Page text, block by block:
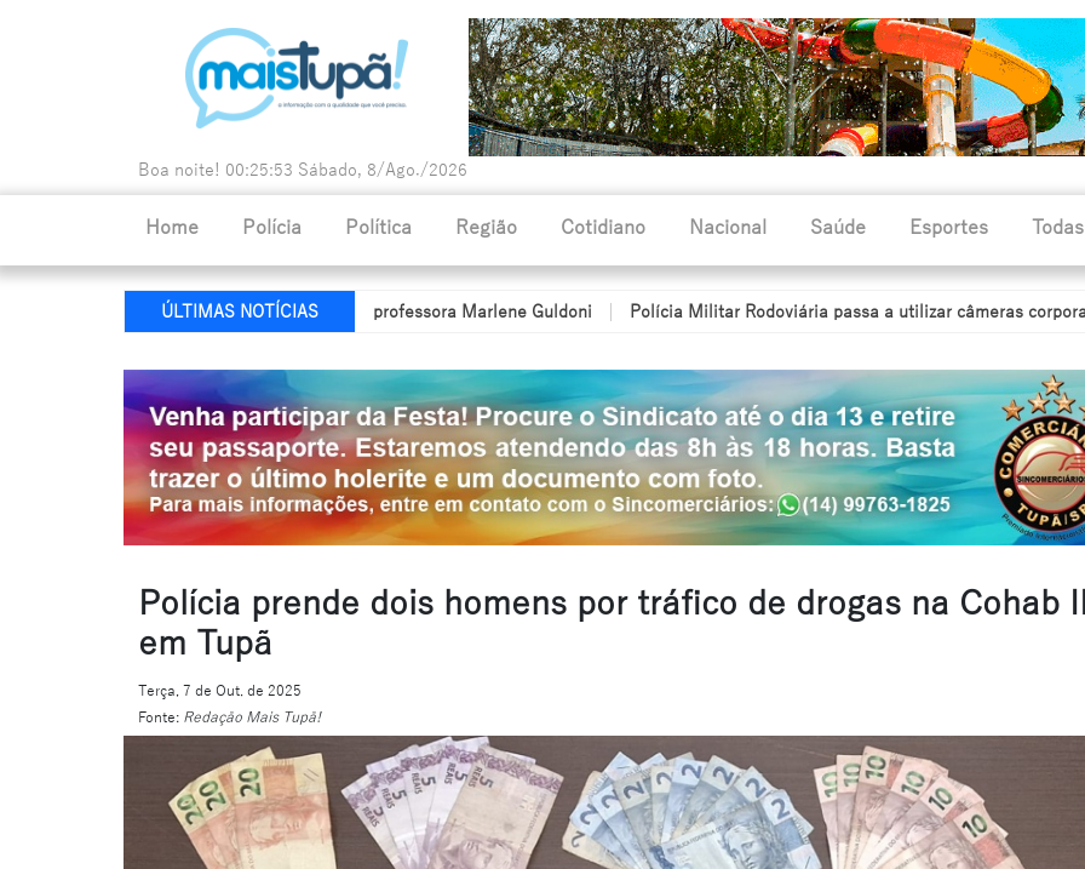
Boa noite! 00:25:54 Sábado, 8/Ago./2026
Home Polícia Política Região Cotidiano Nacional Saúde Esportes Todas
ÚLTIMAS NOTÍCIAS
de Educação recebe nome da professora Marlene Guldoni Polícia Militar Rodoviária passa a utilizar câmeras corporais
Polícia prende dois homens por tráfico de drogas na Cohab
em Tupã
Terça, 7 de Out. de 2025
Fonte: Redação Mais Tupã!